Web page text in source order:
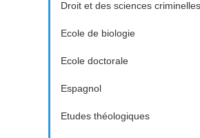
Droit et des sciences criminelles
Ecole de biologie
Ecole doctorale
Espagnol
Etudes théologiques